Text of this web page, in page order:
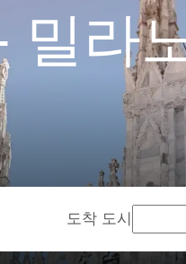
밀라
도착 도시